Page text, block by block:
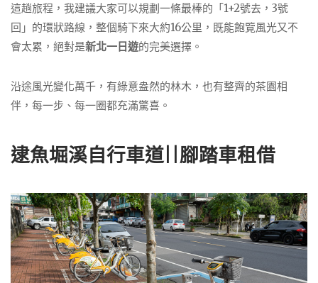
這趟旅程，我建議大家可以規劃一條最棒的「1+2號去，3號
回」的環狀路線，整個騎下來大約16公里，既能飽覽風光又不
會太累，絕對是新北一日遊的完美選擇。
沿途風光變化萬千，有綠意盎然的林木，也有整齊的茶園相
伴，每一步、每一圈都充滿驚喜。
逮魚堀溪自行車道||腳踏車租借